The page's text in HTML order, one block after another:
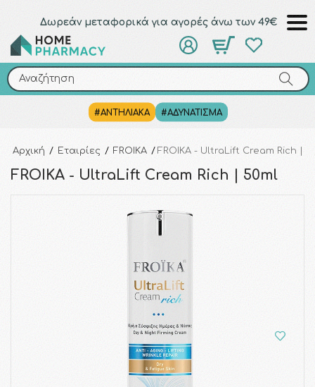
Δωρεάν μεταφορικά για αγορές άνω των 49€
Αναζήτηση
#ΑΝΤΗΛΙΑΚΑ #ΑΔΥΝΑΤΙΣΜΑ
Αναζήτηση
Αρχική / Εταιρίες / FROIKA / FROIKA - UltraLift Cream Rich |
FROIKA - UltraLift Cream Rich | 50ml